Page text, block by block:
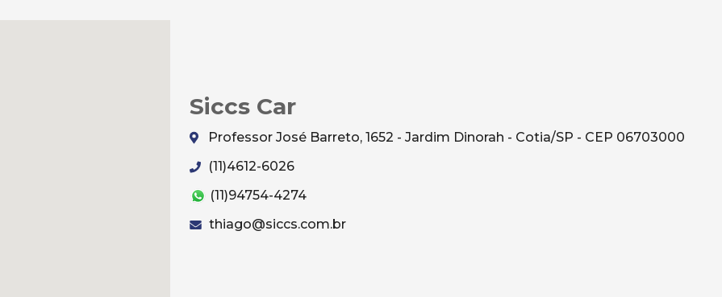
Siccs Car
Professor José Barreto, 1652 - Jardim Dinorah - Cotia/SP - CEP 06703000
(11)4612-6026
(11)94754-4274
thiago@siccs.com.br